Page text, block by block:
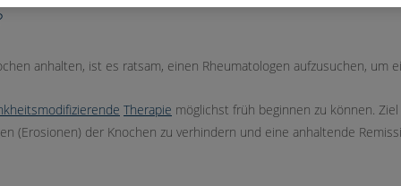
anhalten, ist es ratsam, einen Rheumatologen aufzusuchen, um
Therapie möglichst früh beginnen zu können.
(Erosionen) der Knochen zu verhindern und eine anhaltende